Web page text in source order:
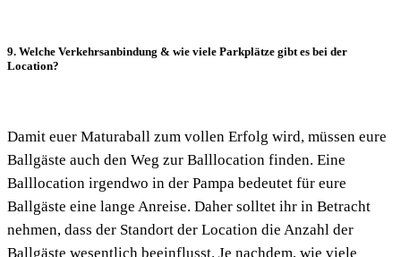
9. Welche Verkehrsanbindung & wie viele Parkplätze gibt es bei der
Location?
Damit euer Maturaball zum vollen Erfolg wird, müssen eure
Ballgäste auch den Weg zur Balllocation finden. Eine
Balllocation irgendwo in der Pampa bedeutet für eure
Ballgäste eine lange Anreise. Daher solltet ihr in Betracht
nehmen, dass der Standort der Location die Anzahl der
Ballgäste wesentlich beeinflusst. Je nachdem, wie viele